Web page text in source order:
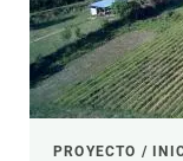
PROYECTO /